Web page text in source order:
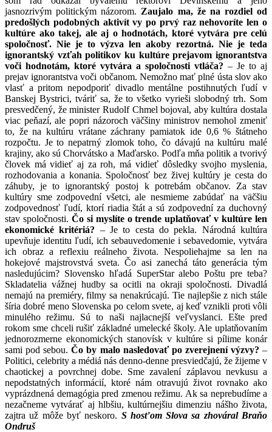
jasnozrivým politickým názorom. Zaujalo ma, že na rozdiel od
predošlých podobných aktivít vy po prvý raz nehovoríte len o
kultúre ako takej, ale aj o hodnotách, ktoré vytvára pre celú
spoločnosť. Nie je to výzva len akoby rezortná. Nie je teda
ignorantský vzťah politikov ku kultúre prejavom ignorantstva
voči hodnotám, ktoré vytvára a spoločnosti vtláča? – Je to aj
prejav ignorantstva voči občanom. Nemožno mať plné ústa slov ako
vlasť a pritom nepodporiť divadlo mentálne postihnutých ľudí v
Banskej Bystrici, tváriť sa, že to všetko vyrieši slobodný trh. Som
presvedčený, že minister Rudolf Chmel bojoval, aby kultúra dostala
viac peňazí, ale popri názoroch väčšiny ministrov nemohol zmeniť
to, že na kultúru vrátane záchrany pamiatok ide 0,6 % štátneho
rozpočtu. Je to nepatrný zlomok toho, čo dávajú na kultúru malé
krajiny, ako sú Chorvátsko a Maďarsko. Podľa mňa politik a tvorivý
človek má vidieť aj za roh, má vidieť dôsledky svojho myslenia,
rozhodovania a konania. Spoločnosť bez živej kultúry je cesta do
záhuby, je to ignorantský postoj k potrebám občanov. Za stav
kultúry sme zodpovední všetci, ale nesmieme zabúdať na väčšiu
zodpovednosť ľudí, ktorí riadia štát a sú zodpovední za duchovný
stav spoločnosti. Čo si myslíte o trende uplatňovať v kultúre len
ekonomické kritériá? – Je to cesta do pekla. Národná kultúra
upevňuje identitu ľudí, ich sebauvedomenie i sebavedomie, vytvára
ich obraz a reflexiu reálneho života. Nespoliehajme sa len na
hokejové majstrovstvá sveta. Čo asi zanechá táto generácia tým
nasledujúcim? Slovensko hľadá SuperStar alebo Poštu pre teba?
Skladatelia vážnej hudby sa ocitli na okraji spoločnosti. Divadlá
nemajú na premiéry, filmy sa nenakrúcajú. Tie najlepšie z nich stále
šíria dobré meno Slovenska po celom svete, aj keď vznikli proti vôli
minulého režimu. Sú to naši najlacnejší veľvyslanci. Ešte pred
rokom sme chceli rušiť základné umelecké školy. Ale uplatňovaním
jednorozmerne ekonomických stanovísk v kultúre si pílime konár
sami pod sebou.Čo by malo nasledovať po zverejnení výzvy?–
Politici, celebrity a médiá nás denno-denne presviedčajú, že žijeme v
chaotickej a povrchnej dobe. Sme zavalení záplavou nevkusu a
nepodstatných informácií, ktoré nám otravujú život rovnako ako
vyprázdnená demagógia pred zmenou režimu. Ak sa neprebudíme a
nezačneme vytvárať aj hlbšiu, kultúrnejšiu dimenziu nášho života,
zajtra už môže byť neskoro. S hosťom Slova sa zhováral Braňo
Ondruš